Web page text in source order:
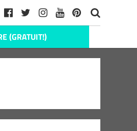
(GRATUIT!)